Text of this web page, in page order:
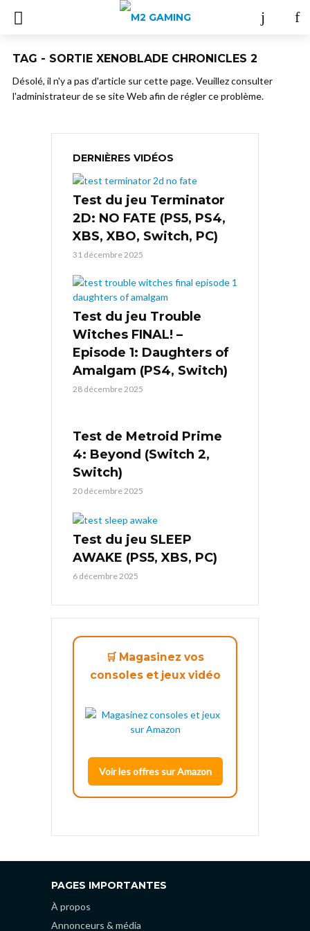
TAG - SORTIE XENOBLADE CHRONICLES 2
Désolé, il n'y a pas d'article sur cette page. Veuillez consulter
l'administrateur de se site Web afin de régler ce problème.
DERNIÈRES VIDÉOS
Test du jeu Terminator
2D: NO FATE (PS5, PS4,
XBS, XBO, Switch, PC)
31 décembre 2025
Test du jeu Trouble
Witches FINAL! –
Episode 1: Daughters of
Amalgam (PS4, Switch)
28 décembre 2025
Test de Metroid Prime
4: Beyond (Switch 2,
Switch)
20 décembre 2025
Test du jeu SLEEP
AWAKE (PS5, XBS, PC)
6 décembre 2025
🛒 Magasinez vos
consoles et jeux vidéo
Voir les offres sur Amazon
PAGES IMPORTANTES
À propos
Annonceurs & média